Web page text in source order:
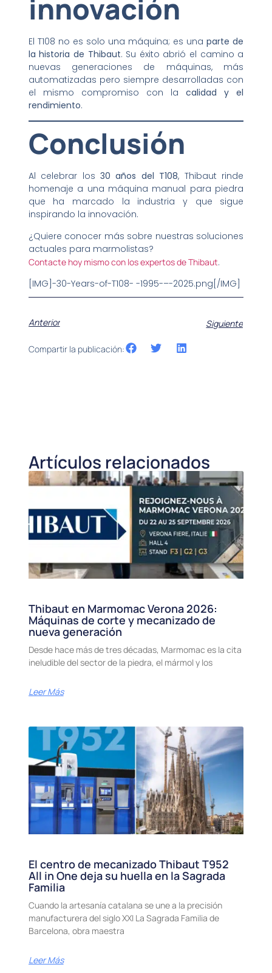
innovación
El T108 no es solo una máquina; es unaparte de
la historia de Thibaut. Su éxito abrió el camino a
nuevas generaciones de máquinas, más
automatizadas pero siempre desarrolladas con
el mismo compromiso con lacalidad y el
rendimiento.
Conclusión
Al celebrar los30 años del T108, Thibaut rinde
homenaje a una máquina manual para piedra
que ha marcado la industria y que sigue
inspirando la innovación.
¿Quiere conocer más sobre nuestras soluciones
actuales para marmolistas?
Contacte hoy mismo con los expertos de Thibaut.
[IMG]-30-Years-of-T108- -1995-–-2025.png[/IMG]
Anterior Siguiente
Compartir la publicación:
Artículos relacionados
Thibaut en Marmomac Verona 2026:
Máquinas de corte y mecanizado de
nueva generación
Desde hace más de tres décadas, Marmomac es la cita
ineludible del sector de la piedra, el mármol y los
Leer Más
El centro de mecanizado Thibaut T952
All in One deja su huella en la Sagrada
Familia
Cuando la artesanía catalana se une a la precisión
manufacturera del siglo XXI La Sagrada Familia de
Barcelona, obra maestra
Leer Más